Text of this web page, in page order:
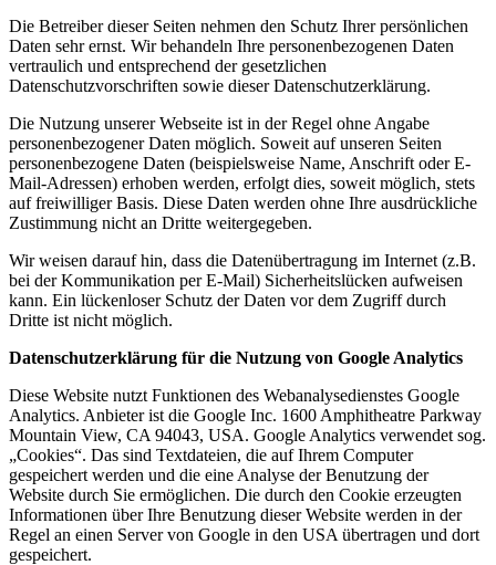
Die Betreiber dieser Seiten nehmen den Schutz Ihrer persönlichen
Daten sehr ernst. Wir behandeln Ihre personenbezogenen Daten
vertraulich und entsprechend der gesetzlichen
Datenschutzvorschriften sowie dieser Datenschutzerklärung.
Die Nutzung unserer Webseite ist in der Regel ohne Angabe
personenbezogener Daten möglich. Soweit auf unseren Seiten
personenbezogene Daten (beispielsweise Name, Anschrift oder E-
Mail-Adressen) erhoben werden, erfolgt dies, soweit möglich, stets
auf freiwilliger Basis. Diese Daten werden ohne Ihre ausdrückliche
Zustimmung nicht an Dritte weitergegeben.
Wir weisen darauf hin, dass die Datenübertragung im Internet (z.B.
bei der Kommunikation per E-Mail) Sicherheitslücken aufweisen
kann. Ein lückenloser Schutz der Daten vor dem Zugriff durch
Dritte ist nicht möglich.
Datenschutzerklärung für die Nutzung von Google Analytics
Diese Website nutzt Funktionen des Webanalysedienstes Google
Analytics. Anbieter ist die Google Inc. 1600 Amphitheatre Parkway
Mountain View, CA 94043, USA. Google Analytics verwendet sog.
„Cookies“. Das sind Textdateien, die auf Ihrem Computer
gespeichert werden und die eine Analyse der Benutzung der
Website durch Sie ermöglichen. Die durch den Cookie erzeugten
Informationen über Ihre Benutzung dieser Website werden in der
Regel an einen Server von Google in den USA übertragen und dort
gespeichert.